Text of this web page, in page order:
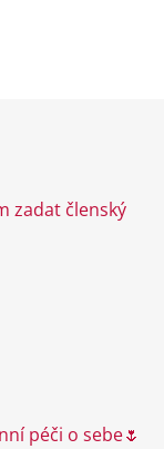
zadat členský
péči o sebe🌷